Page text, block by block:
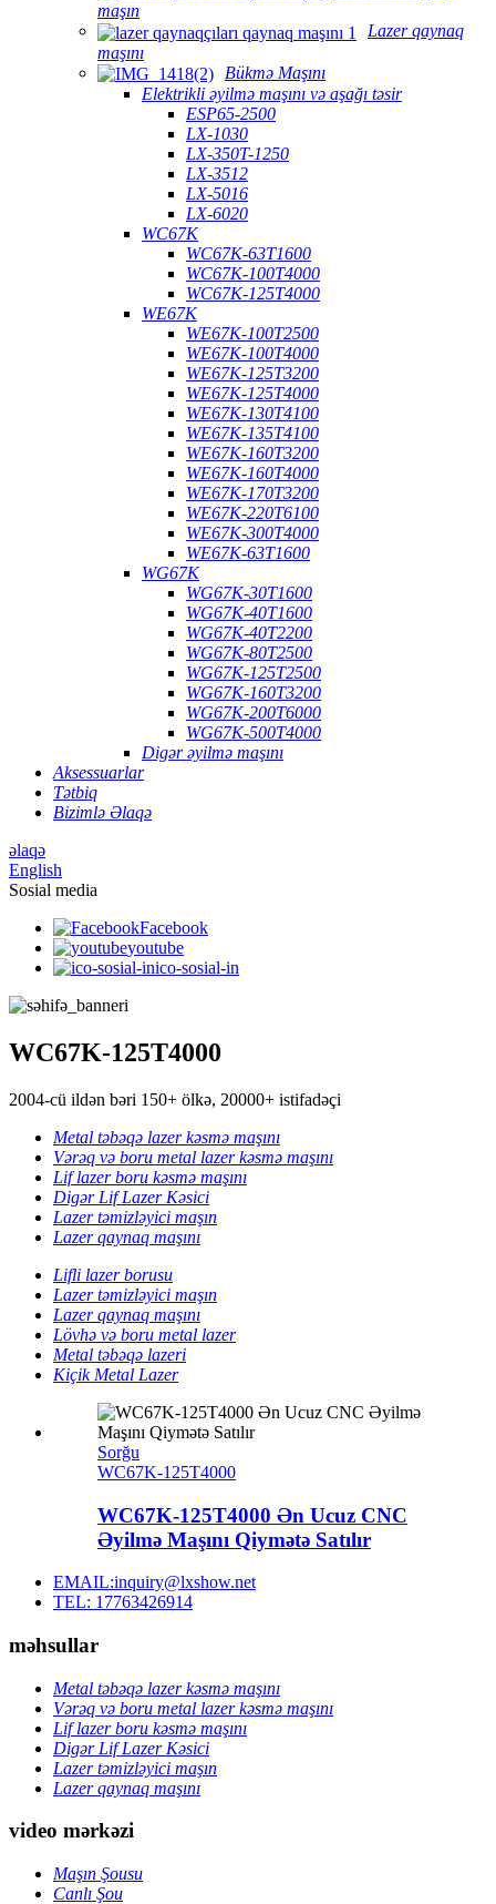
maşın
Lazer qaynaq
maşını
Bükmə Maşını
Elektrikli əyilmə maşını və aşağı təsir
ESP65-2500
LX-1030
LX-350T-1250
LX-3512
LX-5016
LX-6020
WC67K
WC67K-63T1600
WC67K-100T4000
WC67K-125T4000
WE67K
WE67K-100T2500
WE67K-100T4000
WE67K-125T3200
WE67K-125T4000
WE67K-130T4100
WE67K-135T4100
WE67K-160T3200
WE67K-160T4000
WE67K-170T3200
WE67K-220T6100
WE67K-300T4000
WE67K-63T1600
WG67K
WG67K-30T1600
WG67K-40T1600
WG67K-40T2200
WG67K-80T2500
WG67K-125T2500
WG67K-160T3200
WG67K-200T6000
WG67K-500T4000
Digər əyilmə maşını
Aksessuarlar
Tətbiq
Bizimlə Əlaqə
əlaqə
English
Sosial media
Facebook
youtube
ico-sosial-in
WC67K-125T4000
2004-cü ildən bəri 150+ ölkə, 20000+ istifadəçi
Metal təbəqə lazer kəsmə maşını
Vərəq və boru metal lazer kəsmə maşını
Lif lazer boru kəsmə maşını
Digər Lif Lazer Kəsici
Lazer təmizləyici maşın
Lazer qaynaq maşını
Lifli lazer borusu
Lazer təmizləyici maşın
Lazer qaynaq maşını
Lövhə və boru metal lazer
Metal təbəqə lazeri
Kiçik Metal Lazer
Sorğu
WC67K-125T4000
WC67K-125T4000 Ən Ucuz CNC
Əyilmə Maşını Qiymətə Satılır
EMAIL:inquiry@lxshow.net
TEL: 17763426914
məhsullar
Metal təbəqə lazer kəsmə maşını
Vərəq və boru metal lazer kəsmə maşını
Lif lazer boru kəsmə maşını
Digər Lif Lazer Kəsici
Lazer təmizləyici maşın
Lazer qaynaq maşını
video mərkəzi
Maşın Şousu
Canlı Şou